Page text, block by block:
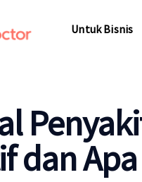
Untuk Bisnis
dan